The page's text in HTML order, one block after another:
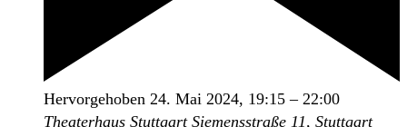
Hervorgehoben 24. Mai 2024, 19:15 – 22:00
Theaterhaus Stuttgart Siemensstraße 11, Stuttgart